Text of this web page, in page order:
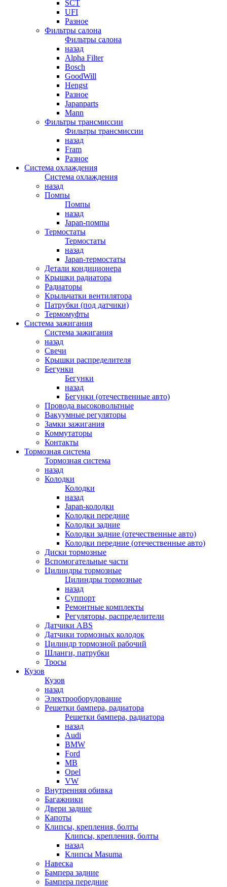
SCT
UFI
Разное
Фильтры салона
Фильтры салона
назад
Alpha Filter
Bosch
GoodWill
Hengst
Разное
Japanparts
Mann
Фильтры трансмиссии
Фильтры трансмиссии
назад
Fram
Разное
Система охлаждения
Система охлаждения
назад
Помпы
Помпы
назад
Japan-помпы
Термостаты
Термостаты
назад
Japan-термостаты
Детали кондиционера
Крышки радиатора
Радиаторы
Крыльчатки вентилятора
Патрубки (под датчики)
Термомуфты
Система зажигания
Система зажигания
назад
Свечи
Крышки распределителя
Бегунки
Бегунки
назад
Бегунки (отечественные авто)
Провода высоковольтные
Вакуумные регуляторы
Замки зажигания
Коммутаторы
Контакты
Тормозная система
Тормозная система
назад
Колодки
Колодки
назад
Japan-колодки
Колодки передние
Колодки задние
Колодки задние (отечественные авто)
Колодки передние (отечественные авто)
Диски тормозные
Вспомогательные части
Цилиндры тормозные
Цилиндры тормозные
назад
Суппорт
Ремонтные комплекты
Регуляторы, распределители
Датчики ABS
Датчики тормозных колодок
Цилиндр тормозной рабочий
Шланги, патрубки
Тросы
Кузов
Кузов
назад
Электрооборудование
Решетки бампера, радиатора
Решетки бампера, радиатора
назад
Audi
BMW
Ford
MB
Opel
VW
Внутренняя обивка
Багажники
Двери задние
Капоты
Клипсы, крепления, болты
Клипсы, крепления, болты
назад
Клипсы Masuma
Навеска
Бампера задние
Бампера передние